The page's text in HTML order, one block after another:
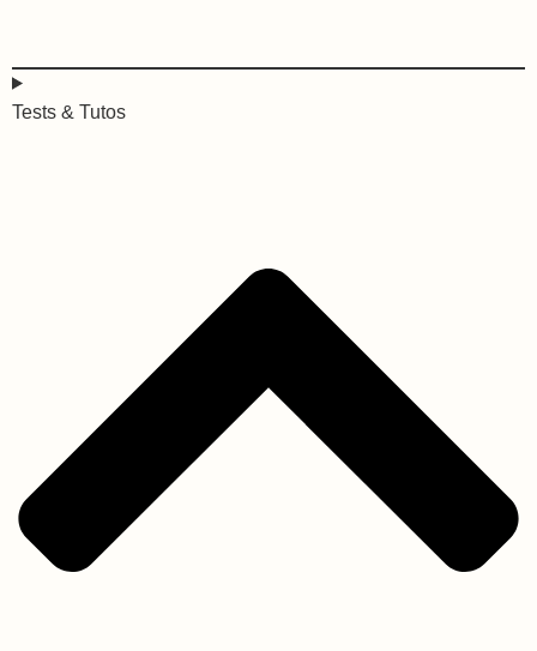
Tests & Tutos